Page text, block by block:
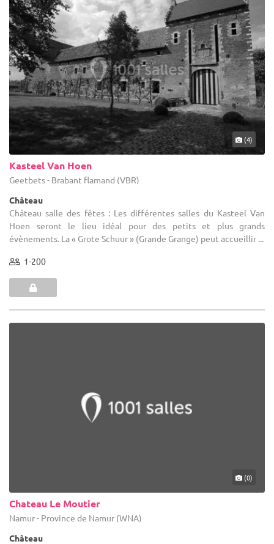
(4)
Kasteel Van Hoen
Geetbets - Brabant flamand (VBR)
Château
Château salle des fêtes : Les différentes salles du Kasteel Van
Hoen seront le lieu idéal pour des petits et plus grands
évènements. La « Grote Schuur » (Grande Grange) peut accueillir ...
1-200
(0)
Chateau Le Moutier
Namur - Province de Namur (WNA)
Château